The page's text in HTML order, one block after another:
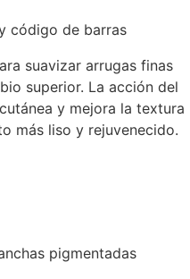
código de barras
suavizar arrugas finas
superior. La acción del
y mejora la textura
más liso y rejuvenecido.
pigmentadas